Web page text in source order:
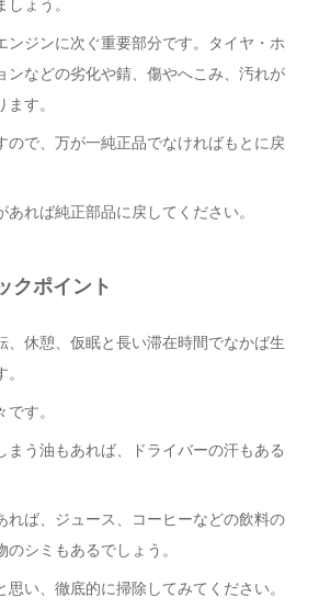
ょう。
ンジンに次ぐ重要部分です。タイヤ・ホ
ンなどの劣化や錆、傷やへこみ、汚れが
す。
ので、万が一純正品でなければもとに戻
れば純正部品に戻してください。
クポイント
、休憩、仮眠と長い滞在時間でなかば生
す。
まう油もあれば、ドライバーの汗もある
れば、ジュース、コーヒーなどの飲料の
シミもあるでしょう。
い、徹底的に掃除してみてください。